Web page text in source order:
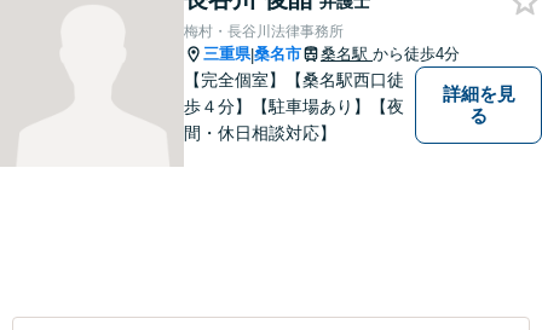
軽にご相談ください。
梅村・長谷川法律事務所
三重県|桑名市 桑名駅 から徒歩4分
【完全個室】【桑名駅西口徒
歩４分】【駐車場あり】【夜
間・休日相談対応】
詳細を見
る